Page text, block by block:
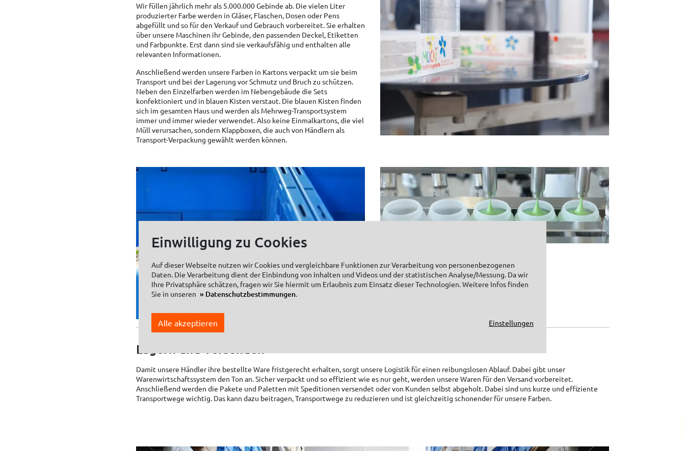
Wir füllen jährlich mehr als 5.000.000 Gebinde ab. Die vielen Liter
produzierter Farbe werden in Gläser, Flaschen, Dosen oder Pens
abgefüllt und so für den Verkauf und Gebrauch vorbereitet. Sie erhalten
über unsere Maschinen ihr Gebinde, den passenden Deckel, Etiketten
und Farbpunkte. Erst dann sind sie verkaufsfähig und enthalten alle
relevanten Informationen.
Anschließend werden unsere Farben in Kartons verpackt um sie beim
Transport und bei der Lagerung vor Schmutz und Bruch zu schützen.
Neben den Einzelfarben werden im Nebengebäude die Sets
konfektioniert und in blauen Kisten verstaut. Die blauen Kisten finden
sich im gesamten Haus und werden als Mehrweg-Transportsystem
immer und immer wieder verwendet. Also keine Einmalkartons, die viel
Müll verursachen, sondern Klappboxen, die auch von Händlern als
Transport-Verpackung gewählt werden können.
Lagern und Versenden
Damit unsere Händler ihre bestellte Ware fristgerecht erhalten, sorgt unsere Logistik für einen reibungslosen Ablauf. Dabei gibt unser
Warenwirtschaftssystem den Ton an. Sicher verpackt und so effizient wie es nur geht, werden unsere Waren für den Versand vorbereitet.
Anschließend werden die Pakete und Paletten mit Speditionen versendet oder von Kunden selbst abgeholt. Dabei sind uns kurze und effiziente
Transportwege wichtig. Das kann dazu beitragen, Transportwege zu reduzieren und ist gleichzeitig schonender für unsere Farben.
Einwilligung zu Cookies
Auf dieser Webseite nutzen wir Cookies und vergleichbare Funktionen zur Verarbeitung von personenbezogenen
Daten. Die Verarbeitung dient der Einbindung von Inhalten und Videos und der statistischen Analyse/Messung. Da wir
Ihre Privatsphäre schätzen, fragen wir Sie hiermit um Erlaubnis zum Einsatz dieser Technologien. Weitere Infos finden
Sie in unseren
Datenschutzbestimmungen.
Alle akzeptieren Einstellungen